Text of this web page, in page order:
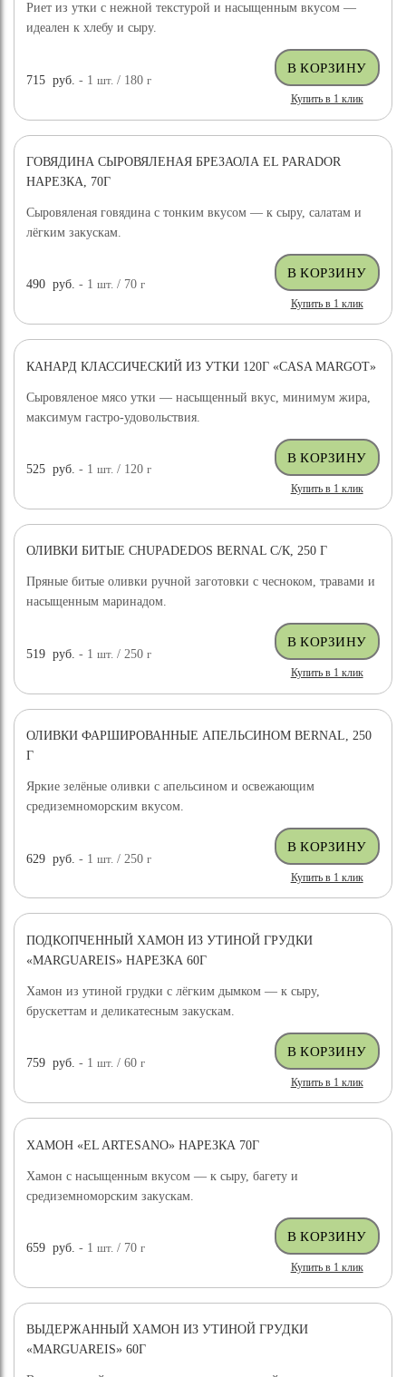
Риет из утки с нежной текстурой и насыщенным вкусом —
идеален к хлебу и сыру.
715 руб. - 1шт. / 180г
Купить в 1 клик
ГОВЯДИНА СЫРОВЯЛЕНАЯ БРЕЗАОЛА EL PARADOR
НАРЕЗКА, 70Г
Сыровяленая говядина с тонким вкусом — к сыру, салатам и
лёгким закускам.
490 руб. - 1шт. / 70г
Купить в 1 клик
КАНАРД КЛАССИЧЕСКИЙ ИЗ УТКИ 120Г «CASA MARGOT»
Сыровяленое мясо утки — насыщенный вкус, минимум жира,
максимум гастро-удовольствия.
525 руб. - 1шт. / 120г
Купить в 1 клик
ОЛИВКИ БИТЫЕ CHUPADEDOS BERNAL С/К, 250 Г
Пряные битые оливки ручной заготовки с чесноком, травами и
насыщенным маринадом.
519 руб. - 1шт. / 250г
Купить в 1 клик
ОЛИВКИ ФАРШИРОВАННЫЕ АПЕЛЬСИНОМ BERNAL, 250
Г
Яркие зелёные оливки с апельсином и освежающим
средиземноморским вкусом.
629 руб. - 1шт. / 250г
Купить в 1 клик
ПОДКОПЧЕННЫЙ ХАМОН ИЗ УТИНОЙ ГРУДКИ
«MARGUAREIS» НАРЕЗКА 60Г
Хамон из утиной грудки с лёгким дымком — к сыру,
брускеттам и деликатесным закускам.
759 руб. - 1шт. / 60г
Купить в 1 клик
ХАМОН «EL ARTESANO» НАРЕЗКА 70Г
Хамон с насыщенным вкусом — к сыру, багету и
средиземноморским закускам.
659 руб. - 1шт. / 70г
Купить в 1 клик
ВЫДЕРЖАННЫЙ ХАМОН ИЗ УТИНОЙ ГРУДКИ
«MARGUAREIS» 60Г